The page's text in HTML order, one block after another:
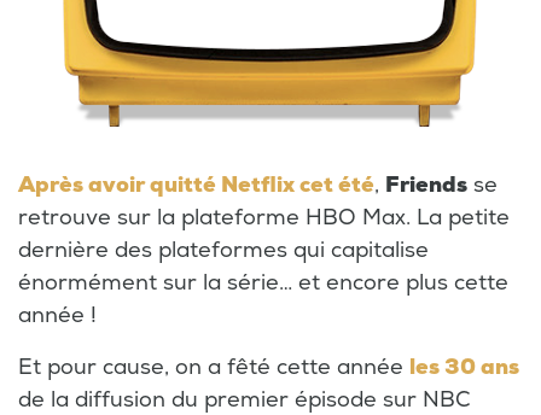
Après avoir quitté Netflix cet été, Friends se
retrouve sur la plateforme HBO Max. La petite
dernière des plateformes qui capitalise
énormément sur la série… et encore plus cette
année !
Et pour cause, on a fêté cette année les 30 ans
de la diffusion du premier épisode sur NBC